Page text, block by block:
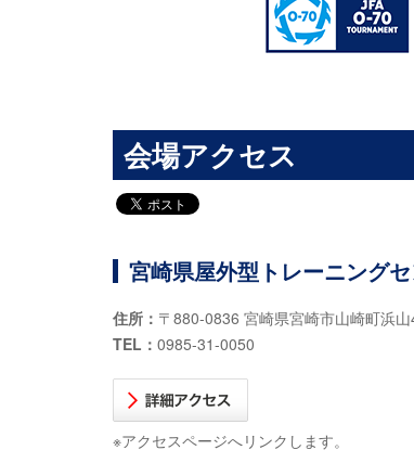
会場アクセス
宮崎県屋外型トレーニング
住所： 〒880-0836 宮崎県宮崎市山崎町浜
TEL： 0985-31-0050
※アクセスページへリンクします。